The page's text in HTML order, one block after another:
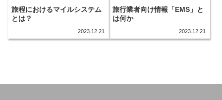
旅程におけるマイルシステム
とは？
2023.12.21
旅行業者向け情報「EMS」と
は何か
2023.12.21